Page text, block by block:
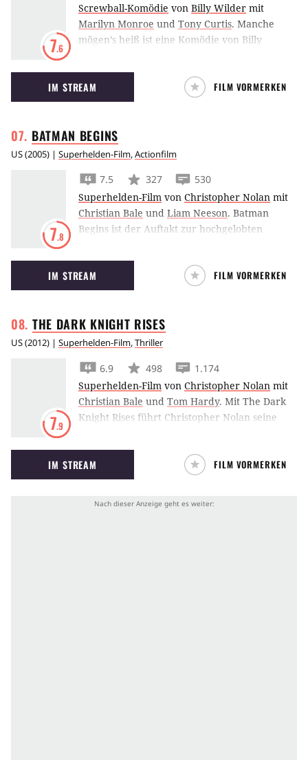
7.6
Screwball-Komödie von Billy Wilder mit
Marilyn Monroe und Tony Curtis. Manche
mögen’s heiß ist eine Komödie von Billy
IM STREAM FILM VORMERKEN
BATMAN BEGINS
US(2005) | Superhelden-Film,Actionfilm
7.8
7.5 327
530
Superhelden-Film von Christopher Nolan mit
Christian Bale und Liam Neeson. Batman
Begins ist der Auftakt zur hochgelobten
Christian Bale in der Rolle des dunklen Ritters.
IM STREAM FILM VORMERKEN
THE DARK KNIGHT RISES
US(2012) | Superhelden-Film,Thriller
7.9
6.9 498
1.174
Superhelden-Film von Christopher Nolan mit
Christian Bale und Tom Hardy. Mit The Dark
Knight Rises führt Christopher Nolan seine
indem sich Batman Christian Bale dem
Terroristen Bane stellen muss.
IM STREAM FILM VORMERKEN